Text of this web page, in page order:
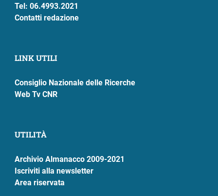
Tel: 06.4993.2021
Contatti redazione
LINK UTILI
Consiglio Nazionale delle Ricerche
Web Tv CNR
UTILITÀ
Archivio Almanacco 2009-2021
Iscriviti alla newsletter
Area riservata